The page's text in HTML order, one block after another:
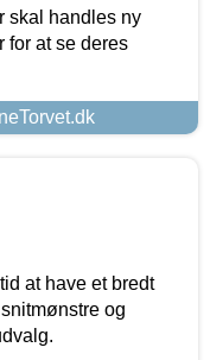
skal handles ny
for at se deres
at have et bredt
og